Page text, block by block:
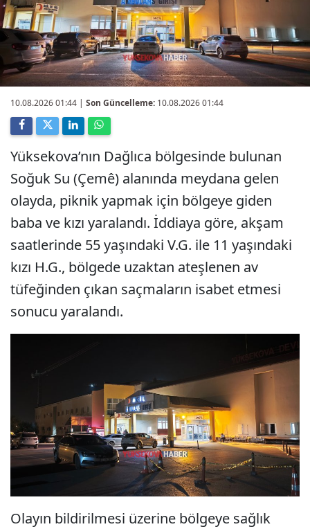
10.08.2026 01:44 | Son Güncelleme: 10.08.2026 01:44
Yüksekova’nın Dağlıca bölgesinde bulunan
Soğuk Su (Çemê) alanında meydana gelen
olayda, piknik yapmak için bölgeye giden
baba ve kızı yaralandı. İddiaya göre, akşam
saatlerinde 55 yaşındaki V.G. ile 11 yaşındaki
kızı H.G., bölgede uzaktan ateşlenen av
tüfeğinden çıkan saçmaların isabet etmesi
sonucu yaralandı.
Olayın bildirilmesi üzerine bölgeye sağlık